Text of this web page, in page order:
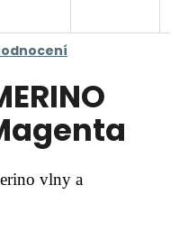
vlny a